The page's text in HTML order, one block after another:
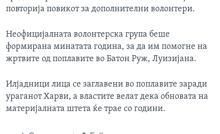
повторија повикот за дополнителни волонтери.
Неофицијалната волонтерска група беше
формирана минатата година, за да им помогне на
жртвите од поплавите во Батон Руж, Луизијана.
Илјадници лица се заглавени во поплавите заради
ураганот Харви, а властите велат дека обновата на
материјалната штета ќе трае со години.